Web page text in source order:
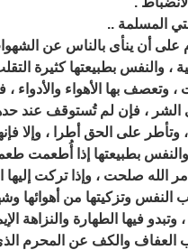
المسلمة ..
أن ينأى بالناس عن
، والنفس بطبيعتها كثيرة
، وتعصف بها الأهواء والأدواء
الشر ، فإن لم تُستوقف عند
على الحق أطرا ، وإلا
بطبيعتها إذا أُطعمت
الله صلحت ، وإذا تركت
النفس وتزكيتها من أهوائها
، وتبدو فيها الطهارة والنزاهة
العفاف والكف عن المحرم